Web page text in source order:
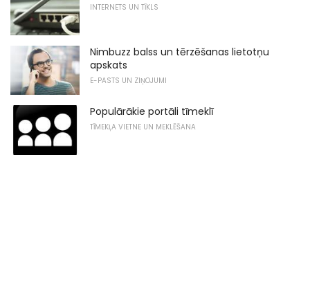
INTERNETS UN TĪKLS
Nimbuzz balss un tērzēšanas lietotņu
apskats
E-PASTS UN ZIŅOJUMI
Populārākie portāli tīmeklī
TĪMEKĻA VIETNE UN MEKLĒŠANA